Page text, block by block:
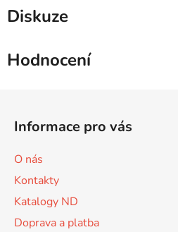
Diskuze
Hodnocení
Informace pro vás
O nás
Kontakty
Katalogy ND
Doprava a platba